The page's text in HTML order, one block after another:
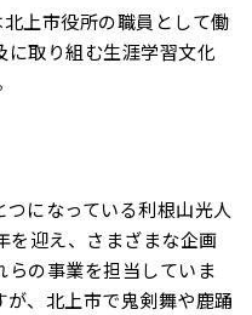
上市役所の職員として働
に取り組む生涯学習文化
つになっている利根山光人
を迎え、さまざまな企画
の事業を担当していま
、北上市で鬼剣舞や鹿踊